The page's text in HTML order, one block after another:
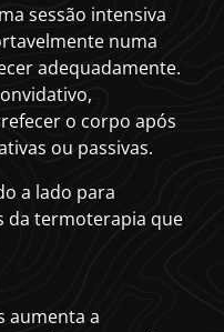
sessão intensiva
numa
adequadamente.
o corpo após
ou passivas.
a lado para
da termoterapia que
aumenta a